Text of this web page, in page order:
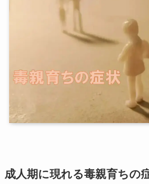
成人期に現れる毒親育ちの